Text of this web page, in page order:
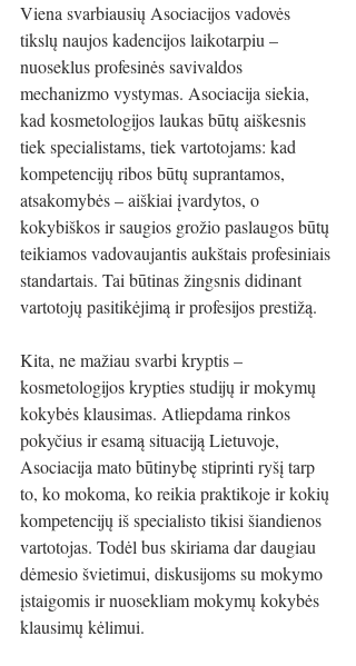
Viena svarbiausių Asociacijos vadovės
tikslų naujos kadencijos laikotarpiu –
nuoseklus profesinės savivaldos
mechanizmo vystymas. Asociacija siekia,
kad kosmetologijos laukas būtų aiškesnis
tiek specialistams, tiek vartotojams: kad
kompetencijų ribos būtų suprantamos,
atsakomybės – aiškiai įvardytos, o
kokybiškos ir saugios grožio paslaugos būtų
teikiamos vadovaujantis aukštais profesiniais
standartais. Tai būtinas žingsnis didinant
vartotojų pasitikėjimą ir profesijos prestižą.
Kita, ne mažiau svarbi kryptis –
kosmetologijos krypties studijų ir mokymų
kokybės klausimas. Atliepdama rinkos
pokyčius ir esamą situaciją Lietuvoje,
Asociacija mato būtinybę stiprinti ryšį tarp
to, ko mokoma, ko reikia praktikoje ir kokių
kompetencijų iš specialisto tikisi šiandienos
vartotojas. Todėl bus skiriama dar daugiau
dėmesio švietimui, diskusijoms su mokymo
įstaigomis ir nuosekliam mokymų kokybės
klausimų kėlimui.